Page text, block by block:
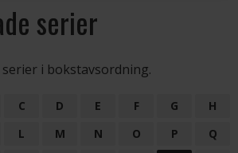
serier
i bokstavsordning.
C D E F G
H
L M N O P
Q